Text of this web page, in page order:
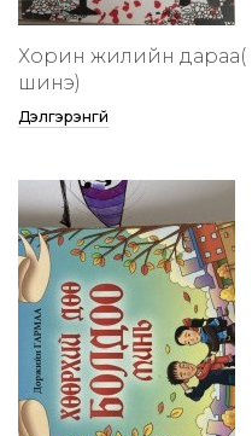
Хорин жилийн дараа(
шинэ)
Дэлгэрэнгүй